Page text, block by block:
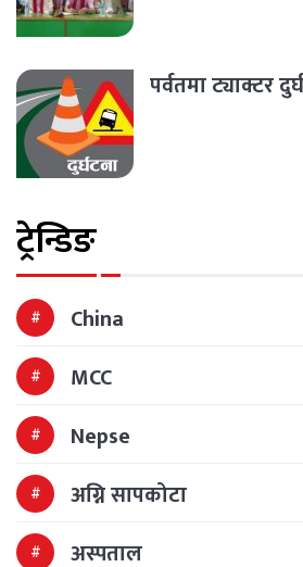
पर्वतमा ट्याक्टर
ट्रेन्डिङ
China
MCC
Nepse
अग्नि सापकोटा
अस्पताल